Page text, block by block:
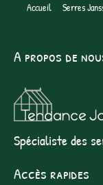
Accueil Serres
A propos de
Spécialiste des
Accès rapides